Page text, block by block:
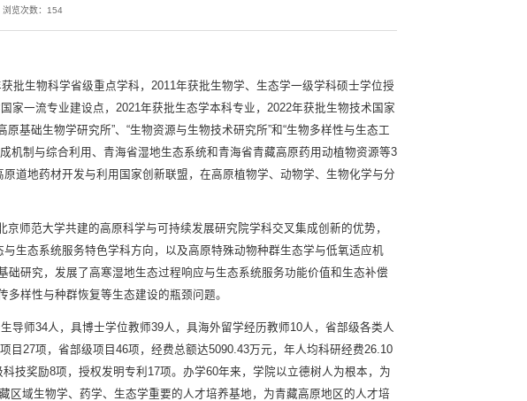
浏览次数： 154
批生物科学省级重点学科，2011年获批生物学、生态学一级学科硕士学位授
家一流专业建设点，2021年获批生态学本科专业，2022年获批生物技术国家
基础生物学研究所”、“生物资源与生物技术研究所”和“生物多样性与生态工
机制与综合利用、青海省湿地生态系统和青海省青藏高原药用动植物资源等3
道地药材开发与利用国家创新联盟，在高原植物学、动物学、生物化学与分
师范大学共建的高原科学与可持续发展研究院学科交叉集成创新的优势，
生态系统服务特色学科方向，以及高原特殊动物种群生态学与低氧适应机
研究，发展了高寒湿地生态过程响应与生态系统服务功能价值和生态补偿
样性与种群恢复等生态建设的瓶颈问题。
师34人，具博士学位教师39人，具海外留学经历教师10人，省部级各类人
27项，省部级项目46项，经费总额达5090.43万元，年人均科研经费26.10
技奖励8项，授权发明专利17项。办学60年来，学院以立德树人为根本，为
域生物学、药学、生态学重要的人才培养基地，为青藏高原地区的人才培